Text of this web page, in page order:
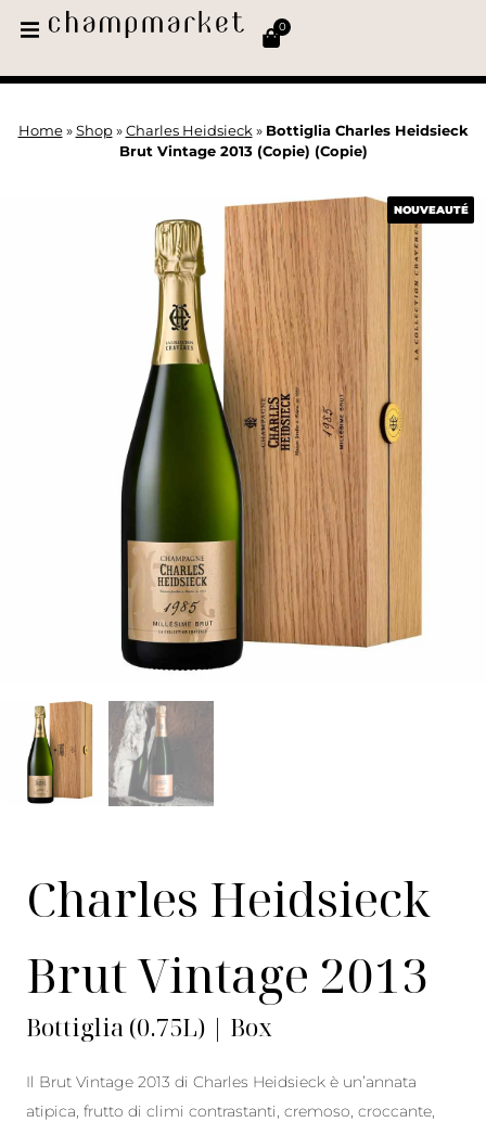
0
Home» Shop» Charles Heidsieck » Bottiglia Charles Heidsieck
Brut Vintage 2013 (Copie) (Copie)
NOUVEAUTÉ
Charles Heidsieck
Brut Vintage 2013
Bottiglia (0.75L) | Box
Il Brut Vintage 2013 di Charles Heidsieck è un’annata
atipica, frutto di climi contrastanti, cremoso, croccante,